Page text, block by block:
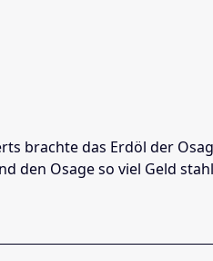
brachte das Erdöl der
den Osage so viel Geld